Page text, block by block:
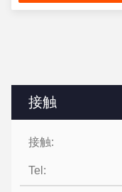
接触
接触:
Tel: